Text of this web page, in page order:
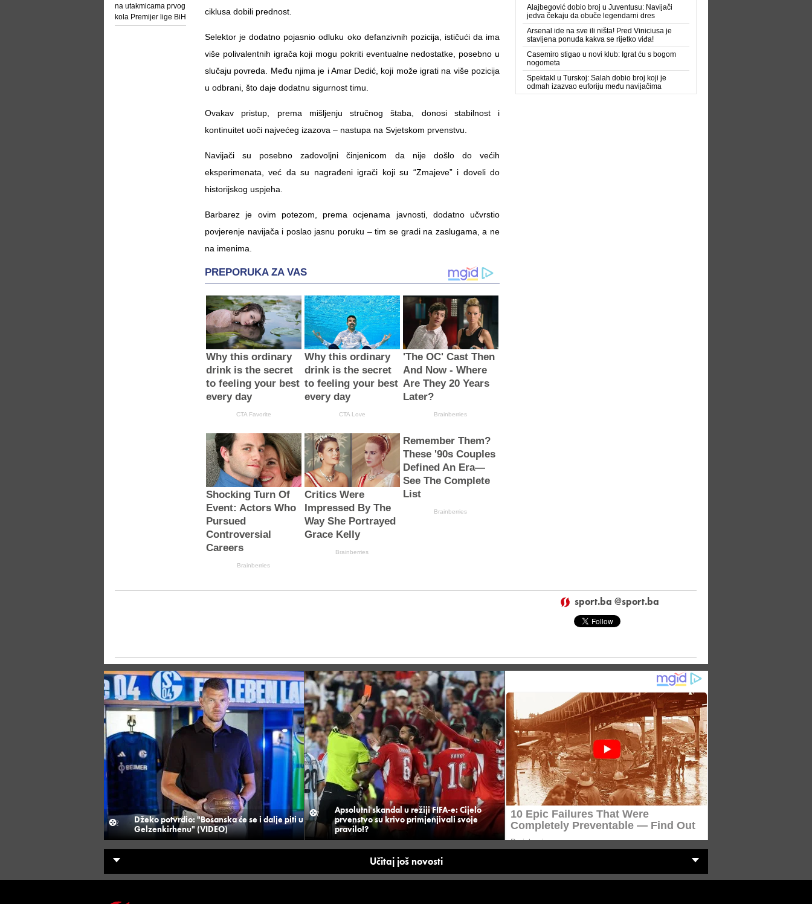
na utakmicama prvog
kola Premijer lige BiH
ciklusa dobili prednost.
Selektor je dodatno pojasnio odluku oko defanzivnih pozicija, ističući da ima
više polivalentnih igrača koji mogu pokriti eventualne nedostatke, posebno u
slučaju povreda. Među njima je i Amar Dedić, koji može igrati na više pozicija
u odbrani, što daje dodatnu sigurnost timu.
Ovakav pristup, prema mišljenju stručnog štaba, donosi stabilnost i
kontinuitet uoči najvećeg izazova – nastupa na Svjetskom prvenstvu.
Navijači su posebno zadovoljni činjenicom da nije došlo do većih
eksperimenata, već da su nagrađeni igrači koji su “Zmajeve” i doveli do
historijskog uspjeha.
Barbarez je ovim potezom, prema ocjenama javnosti, dodatno učvrstio
povjerenje navijača i poslao jasnu poruku – tim se gradi na zaslugama, a ne
na imenima.
Alajbegović dobio broj u Juventusu: Navijači
jedva čekaju da obuče legendarni dres
Arsenal ide na sve ili ništa! Pred Viniciusa je
stavljena ponuda kakva se rijetko viđa!
Casemiro stigao u novi klub: Igrat ću s bogom
nogometa
Spektakl u Turskoj: Salah dobio broj koji je
odmah izazvao euforiju među navijačima
sport.ba @sport.ba
Džeko potvrdio: "Bosanska će se i dalje piti u
Gelzenkirhenu" (VIDEO)
Apsolutni skandal u režiji FIFA-e: Cijelo
prvenstvo su krivo primjenjivali svoje
pravilo!?
Učitaj još novosti